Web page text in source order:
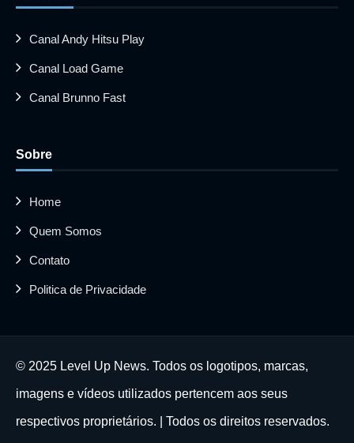
Canal Andy Hitsu Play
Canal Load Game
Canal Brunno Fast
Sobre
Home
Quem Somos
Contato
Politica de Privacidade
© 2025 Level Up News. Todos os logotipos, marcas,
imagens e vídeos utilizados pertencem aos seus
respectivos proprietários. | Todos os direitos reservados.